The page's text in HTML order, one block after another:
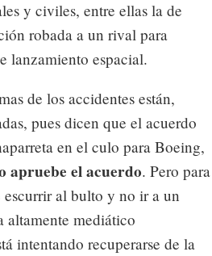
y civiles, entre ellas la de
robada a un rival para
lanzamiento espacial.
de los accidentes están,
pues dicen que el acuerdo
en el culo para Boeing,
apruebe el acuerdo. Pero para
al bulto y no ir a un
altamente mediático
intentando recuperarse de la